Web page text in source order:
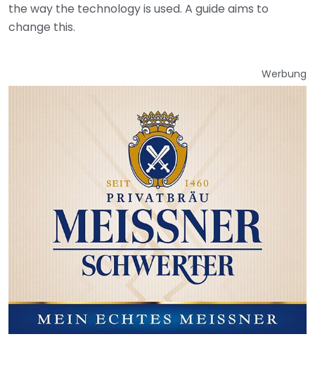
the way the technology is used. A guide aims to
change this.
Werbung